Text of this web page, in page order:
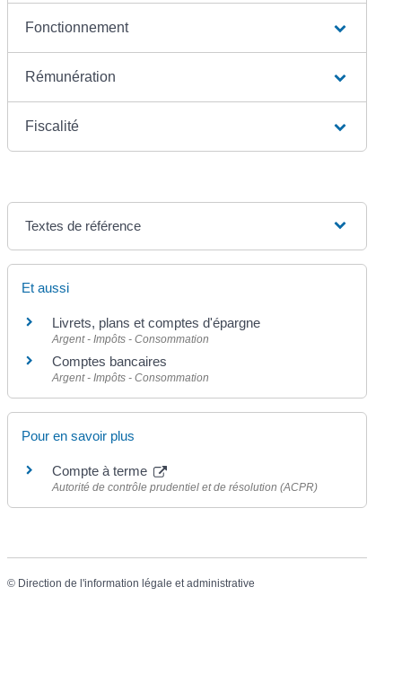
Fonctionnement
Rémunération
Fiscalité
Textes de référence
Et aussi
Livrets, plans et comptes d'épargne
Argent - Impôts - Consommation
Comptes bancaires
Argent - Impôts - Consommation
Pour en savoir plus
Compte à terme
Autorité de contrôle prudentiel et de résolution (ACPR)
© Direction de l'information légale et administrative